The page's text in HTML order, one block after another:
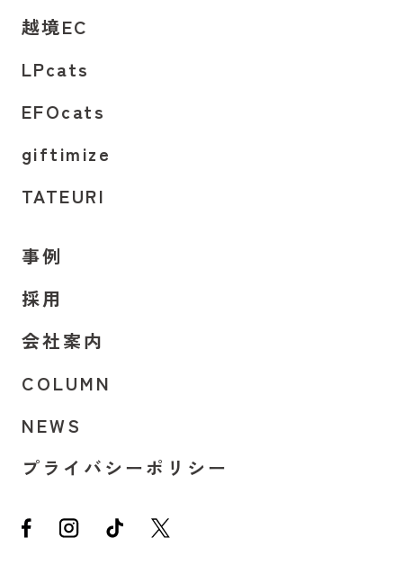
越境EC
LPcats
EFOcats
giftimize
TATEURI
事例
採用
会社案内
COLUMN
NEWS
プライバシーポリシー